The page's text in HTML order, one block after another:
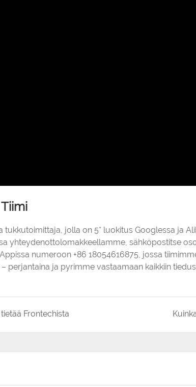
jolla on 5* luokitus Googlessa ja
yhteydenottolomakkeellamme, sähköpostitse
numeroon +86 18054616875, jossa
perjantaina ja pyrimme vastaamaan kaikkiin
Frontechista